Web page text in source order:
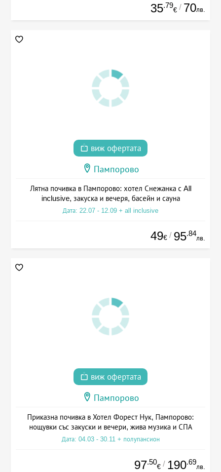
35.79
€ / 70лв.
виж офертата
Пампорово
Лятна почивка в Пампорово: хотел Снежанка с All
inclusive, закуска и вечеря, басейн и сауна
Дата: 22.07 - 12.09 + all inclusive
49€ / 95.84
лв.
виж офертата
Пампорово
Приказна почивка в Хотел Форест Нук, Пампорово:
нощувки със закуски и вечери, жива музика и СПА
Дата: 04.03 - 30.11 + полупансион
97.50
€ / 190.69
лв.